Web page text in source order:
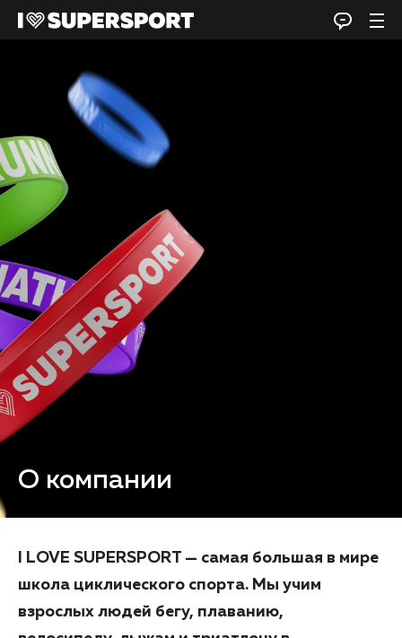
О компании
I LOVE SUPERSPORT — самая большая в мире
школа циклического спорта. Мы учим
взрослых людей бегу, плаванию,